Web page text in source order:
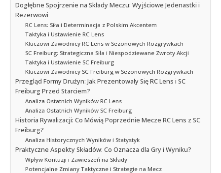
Dogłębne Spojrzenie na Składy Meczu: Wyjściowe Jedenastki i
Rezerwowi
RC Lens: Siła i Determinacja z Polskim Akcentem
Taktyka i Ustawienie RC Lens
Kluczowi Zawodnicy RC Lens w Sezonowych Rozgrywkach
SC Freiburg: Strategiczna Siła i Niespodziewane Zwroty Akcji
Taktyka i Ustawienie SC Freiburg
Kluczowi Zawodnicy SC Freiburg w Sezonowych Rozgrywkach
Przegląd Formy Drużyn: Jak Prezentowały Się RC Lens i SC
Freiburg Przed Starciem?
Analiza Ostatnich Wyników RC Lens
Analiza Ostatnich Wyników SC Freiburg
Historia Rywalizacji: Co Mówią Poprzednie Mecze RC Lens z SC
Freiburg?
Analiza Historycznych Wyników i Statystyk
Praktyczne Aspekty Składów: Co Oznacza dla Gry i Wyniku?
Wpływ Kontuzji i Zawieszeń na Składy
Potencjalne Zmiany Taktyczne i Strategie na Mecz